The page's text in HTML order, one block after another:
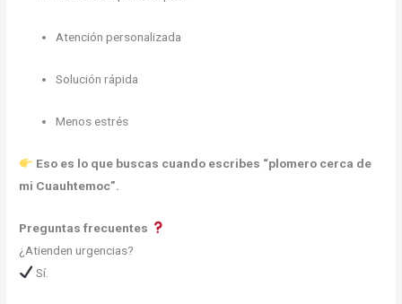
Atención personalizada
Solución rápida
Menos estrés
Eso es lo que buscas cuando escribes “plomero cerca de
mi Cuauhtemoc”.
Preguntas frecuentes
¿Atienden urgencias?
Sí.